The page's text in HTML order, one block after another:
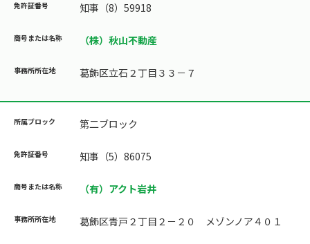
知事（8）59918
（株）秋山不動産
葛飾区立石２丁目３３－７
第二ブロック
知事（5）86075
（有）アクト岩井
葛飾区青戸２丁目２－２０ メゾンノア４０１